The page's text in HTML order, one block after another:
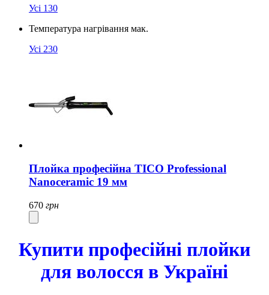
Усі 130
Температура нагрівання мак.
Усі 230
Плойка професійна TICO Professional
Nanoceramic 19 мм
670 грн
Купити професійні плойки
для волосся в Україні